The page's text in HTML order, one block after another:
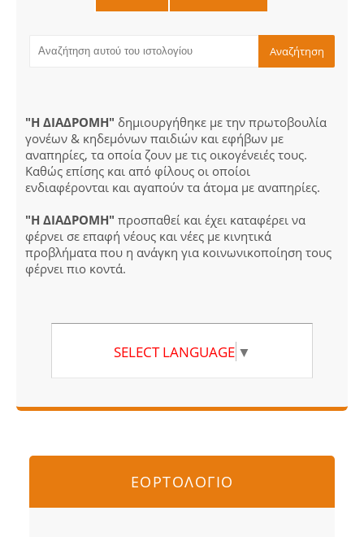
"Η ΔΙΑΔΡΟΜΗ" δημιουργήθηκε με την πρωτοβουλία
γονέων & κηδεμόνων παιδιών και εφήβων με
αναπηρίες, τα οποία ζουν με τις οικογένειές τους.
Καθώς επίσης και από φίλους οι οποίοι
ενδιαφέρονται και αγαπούν τα άτομα με αναπηρίες.
"Η ΔΙΑΔΡΟΜΗ" προσπαθεί και έχει καταφέρει να
φέρνει σε επαφή νέους και νέες με κινητικά
προβλήματα που η ανάγκη για κοινωνικοποίηση τους
φέρνει πιο κοντά.
SELECT LANGUAGE ▼
ΕΟΡΤΟΛΟΓΙΟ